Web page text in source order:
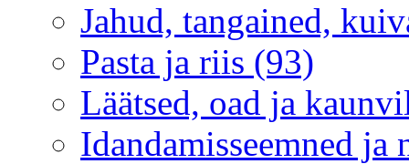
Jahud, tangained,
Pasta ja riis (93)
Läätsed, oad ja
Idandamisseemned ja